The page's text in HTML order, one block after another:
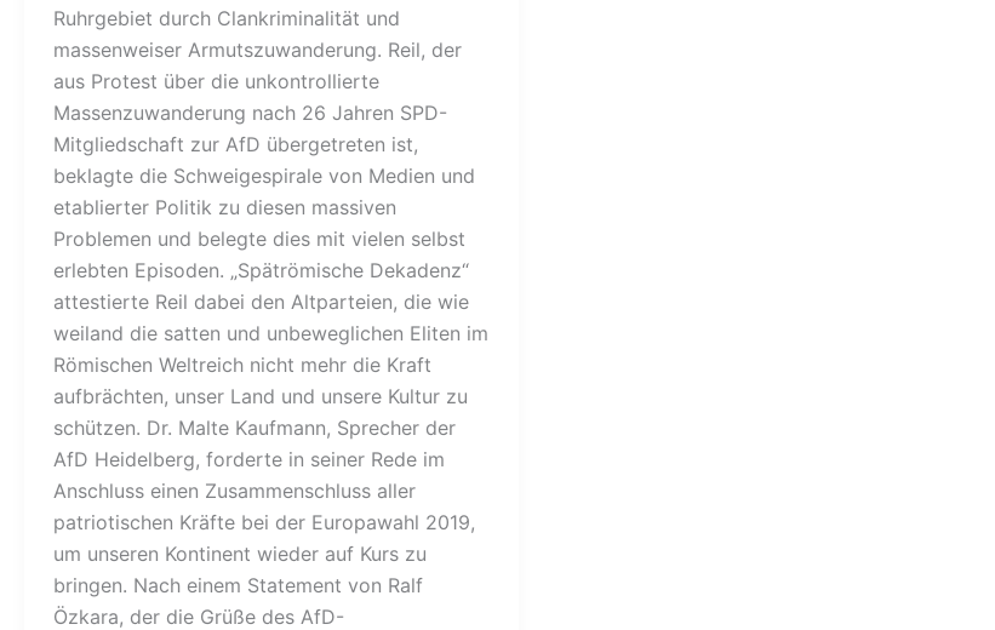
Ruhrgebiet durch Clankriminalität und
massenweiser Armutszuwanderung. Reil, der
aus Protest über die unkontrollierte
Massenzuwanderung nach 26 Jahren SPD-
Mitgliedschaft zur AfD übergetreten ist,
beklagte die Schweigespirale von Medien und
etablierter Politik zu diesen massiven
Problemen und belegte dies mit vielen selbst
erlebten Episoden. „Spätrömische Dekadenz“
attestierte Reil dabei den Altparteien, die wie
weiland die satten und unbeweglichen Eliten im
Römischen Weltreich nicht mehr die Kraft
aufbrächten, unser Land und unsere Kultur zu
schützen. Dr. Malte Kaufmann, Sprecher der
AfD Heidelberg, forderte in seiner Rede im
Anschluss einen Zusammenschluss aller
patriotischen Kräfte bei der Europawahl 2019,
um unseren Kontinent wieder auf Kurs zu
bringen. Nach einem Statement von Ralf
Özkara, der die Grüße des AfD-